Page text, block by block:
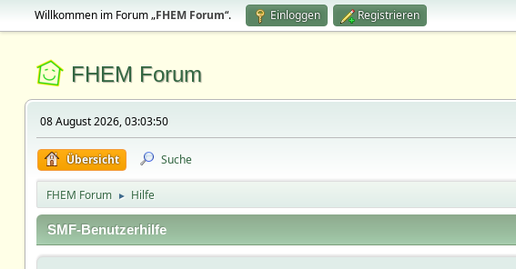
Willkommen im Forum „FHEM Forum“. Einloggen Registrieren
FHEM Forum
08 August 2026, 03:03:50
Übersicht Suche
FHEM Forum ► Hilfe
SMF-Benutzerhilfe